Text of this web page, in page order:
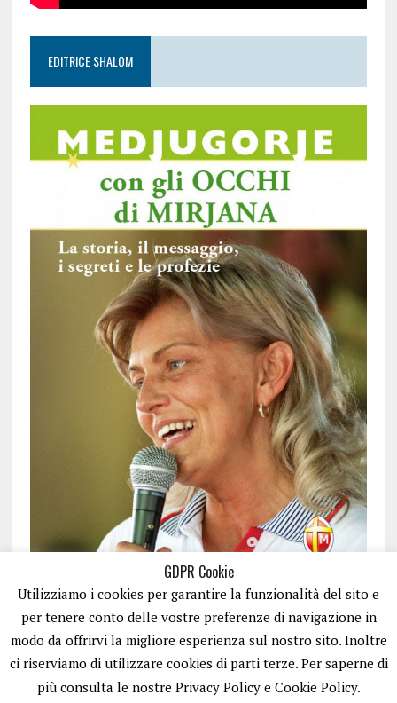
EDITRICE SHALOM
ISCRIVITI
GDPR Cookie
Utilizziamo i cookies per garantire la funzionalità del sito e
per tenere conto delle vostre preferenze di navigazione in
modo da offrirvi la migliore esperienza sul nostro sito. Inoltre
ci riserviamo di utilizzare cookies di parti terze. Per saperne di
più consulta le nostre Privacy Policy e Cookie Policy.